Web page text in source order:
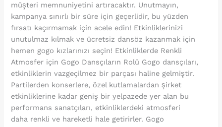
müşteri memnuniyetini artıracaktır. Unutmayın,
kampanya sınırlı bir süre için geçerlidir, bu yüzden
fırsatı kaçırmamak için acele edin! Etkinliklerinizi
unutulmaz kılmak ve ücretsiz dansöz kazanmak için
hemen gogo kızlarınızı seçin! Etkinliklerde Renkli
Atmosfer için Gogo Dansçıların Rolü Gogo dansçıları,
etkinliklerin vazgeçilmez bir parçası haline gelmiştir.
Partilerden konserlere, özel kutlamalardan şirket
etkinliklerine kadar geniş bir yelpazede yer alan bu
performans sanatçıları, etkinliklerdeki atmosferi
daha renkli ve hareketli hale getirirler. Gogo